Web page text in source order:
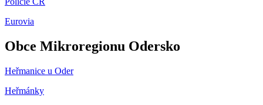
Eurovia
Obce Mikroregionu Odersko
Heřmanice u Oder
Heřmánky